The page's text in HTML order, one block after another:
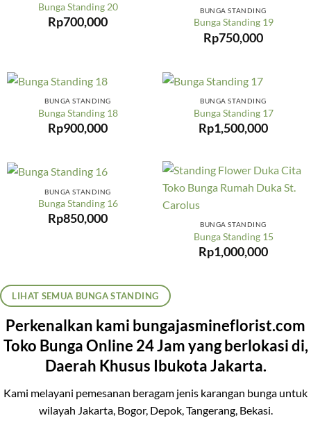
Bunga Standing 20
Rp700,000
BUNGA STANDING
Bunga Standing 19
Rp750,000
BUNGA STANDING
Bunga Standing 18
Rp900,000
BUNGA STANDING
Bunga Standing 17
Rp1,500,000
BUNGA STANDING
Bunga Standing 16
Rp850,000 BUNGA STANDING
Bunga Standing 15
Rp1,000,000
LIHAT SEMUA BUNGA STANDING
Perkenalkan kami bungajasmineflorist.com
Toko Bunga Online 24 Jam yang berlokasi di,
Daerah Khusus Ibukota Jakarta.
Kami melayani pemesanan beragam jenis karangan bunga untuk
wilayah Jakarta, Bogor, Depok, Tangerang, Bekasi.